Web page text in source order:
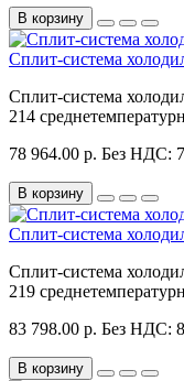
В корзину
Сплит-система
Сплит-система
214
78 964.00 р. Без НДС:
В корзину
Сплит-система
Сплит-система
219
83 798.00 р. Без НДС:
В корзину